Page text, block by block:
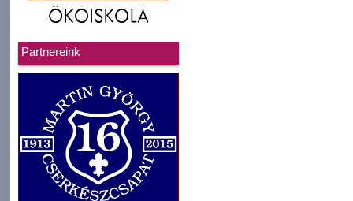
Partnereink